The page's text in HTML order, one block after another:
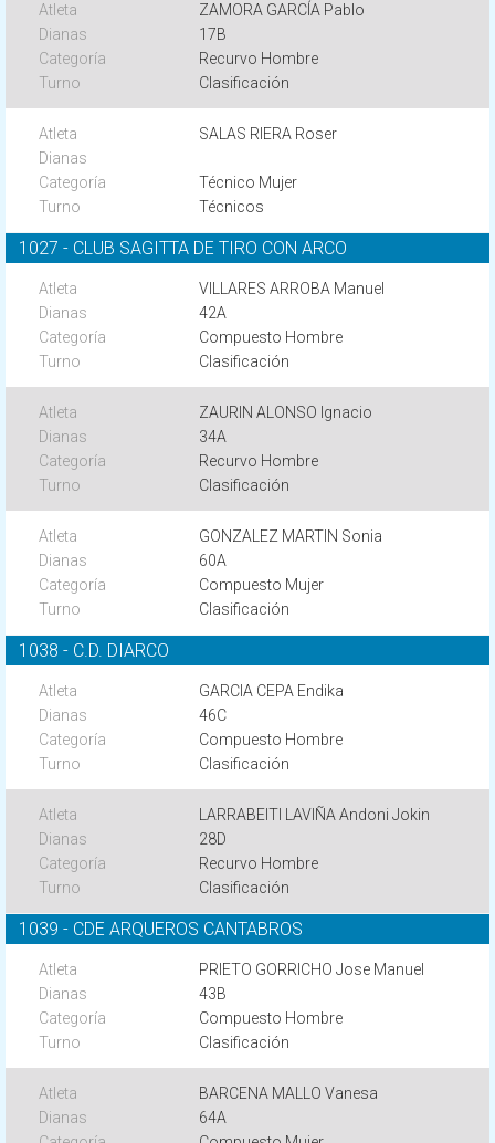
ZAMORA GARCÍA Pablo
17B
Recurvo Hombre
Clasificación
SALAS RIERA Roser
Técnico Mujer
Técnicos
1027 - CLUB SAGITTA DE TIRO CON ARCO
VILLARES ARROBA Manuel
42A
Compuesto Hombre
Clasificación
ZAURIN ALONSO Ignacio
34A
Recurvo Hombre
Clasificación
GONZALEZ MARTIN Sonia
60A
Compuesto Mujer
Clasificación
1038 - C.D. DIARCO
GARCIA CEPA Endika
46C
Compuesto Hombre
Clasificación
LARRABEITI LAVIÑA Andoni Jokin
28D
Recurvo Hombre
Clasificación
1039 - CDE ARQUEROS CANTABROS
PRIETO GORRICHO Jose Manuel
43B
Compuesto Hombre
Clasificación
BARCENA MALLO Vanesa
64A